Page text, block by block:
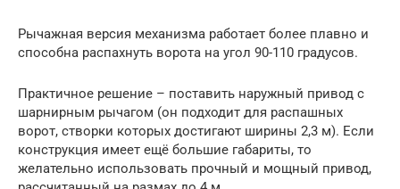
Рычажная версия механизма работает более плавно и
способна распахнуть ворота на угол 90-110 градусов.
Практичное решение – поставить наружный привод с
шарнирным рычагом (он подходит для распашных
ворот, створки которых достигают ширины 2,3 м). Если
конструкция имеет ещё большие габариты, то
желательно использовать прочный и мощный привод,